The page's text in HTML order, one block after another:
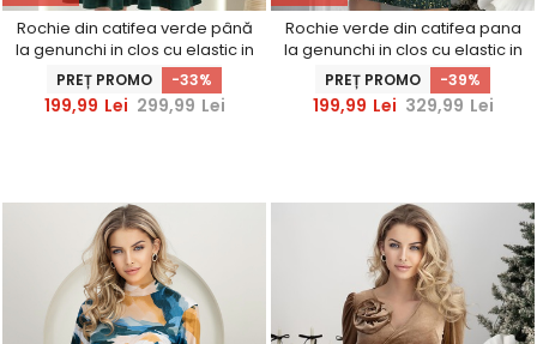
Rochie din catifea verde până
la genunchi in clos cu elastic in
talie - StarShinerS
PREȚ PROMO -33%
199,99 Lei 299,99 Lei
Rochie verde din catifea pana
la genunchi in clos cu elastic in
talie si cordon detasabil
StarShinerS
PREȚ PROMO -39%
199,99 Lei 329,99 Lei